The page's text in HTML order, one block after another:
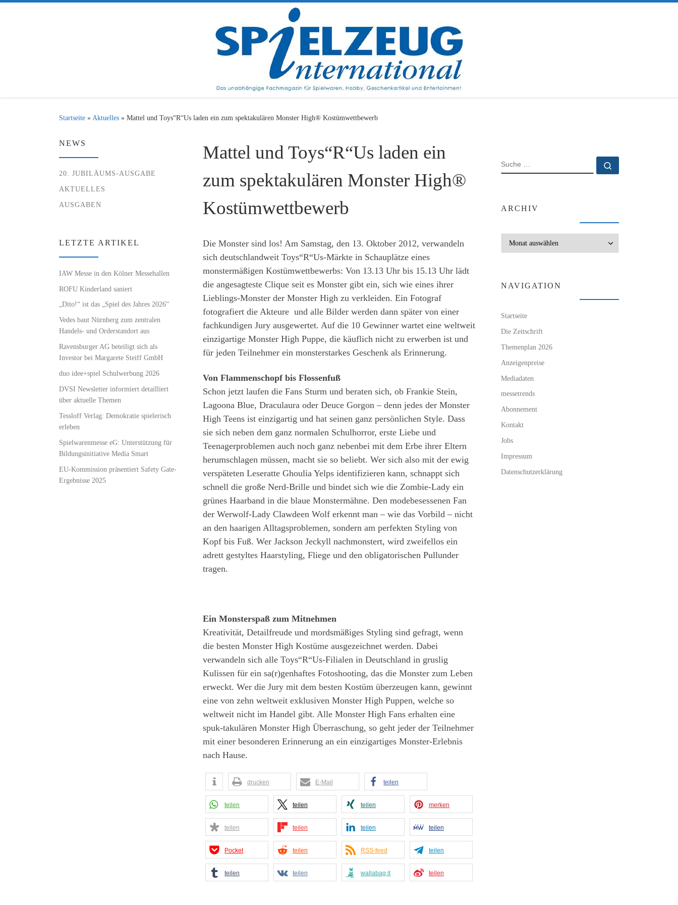
Startseite »Aktuelles » Mattel und Toys“R“Us laden ein zum spektakulären Monster High® Kostümwettbewerb
Mattel und Toys“R“Us laden ein
zum spektakulären Monster High®
Kostümwettbewerb
Die Monster sind los! Am Samstag, den 13. Oktober 2012, verwandeln
sich deutschlandweit Toys“R“Us-Märkte in Schauplätze eines
monstermäßigen Kostümwettbewerbs: Von 13.13 Uhr bis 15.13 Uhr lädt
die angesagteste Clique seit es Monster gibt ein, sich wie eines ihrer
Lieblings-Monster der Monster High zu verkleiden. Ein Fotograf
fotografiert die Akteure und alle Bilder werden dann später von einer
fachkundigen Jury ausgewertet. Auf die 10 Gewinner wartet eine weltweit
einzigartige Monster High Puppe, die käuflich nicht zu erwerben ist und
für jeden Teilnehmer ein monsterstarkes Geschenk als Erinnerung.
Von Flammenschopf bis Flossenfuß
Schon jetzt laufen die Fans Sturm und beraten sich, ob Frankie Stein,
Lagoona Blue, Draculaura oder Deuce Gorgon – denn jedes der Monster
High Teens ist einzigartig und hat seinen ganz persönlichen Style. Dass
sie sich neben dem ganz normalen Schulhorror, erste Liebe und
Teenagerproblemen auch noch ganz nebenbei mit dem Erbe ihrer Eltern
herumschlagen müssen, macht sie so beliebt. Wer sich also mit der ewig
verspäteten Leseratte Ghoulia Yelps identifizieren kann, schnappt sich
schnell die große Nerd-Brille und bindet sich wie die Zombie-Lady ein
grünes Haarband in die blaue Monstermähne. Den modebesessenen Fan
der Werwolf-Lady Clawdeen Wolf erkennt man – wie das Vorbild – nicht
an den haarigen Alltagsproblemen, sondern am perfekten Styling von
Kopf bis Fuß. Wer Jackson Jeckyll nachmonstert, wird zweifellos ein
adrett gestyltes Haarstyling, Fliege und den obligatorischen Pullunder
tragen.
Ein Monsterspaß zum Mitnehmen
Kreativität, Detailfreude und mordsmäßiges Styling sind gefragt, wenn
die besten Monster High Kostüme ausgezeichnet werden. Dabei
verwandeln sich alle Toys“R“Us-Filialen in Deutschland in gruslig
Kulissen für ein sa(r)genhaftes Fotoshooting, das die Monster zum Leben
erweckt. Wer die Jury mit dem besten Kostüm überzeugen kann, gewinnt
eine von zehn weltweit exklusiven Monster High Puppen, welche so
weltweit nicht im Handel gibt. Alle Monster High Fans erhalten eine
spuk-takulären Monster High Überraschung, so geht jeder der Teilnehmer
mit einer besonderen Erinnerung an ein einzigartiges Monster-Erlebnis
nach Hause.
drucken E-Mail teilen
teilen teilen teilen merken
teilen teilen teilen teilen
Pocket teilen RSS-feed teilen
teilen teilen wallabag it teilen
NEWS
20. JUBILÄUMS-AUSGABE
AKTUELLES
AUSGABEN
LETZTE ARTIKEL
IAW Messe in den Kölner Messehallen
ROFU Kinderland saniert
„Dito!“ ist das „Spiel des Jahres 2026“
Vedes baut Nürnberg zum zentralen
Handels- und Orderstandort aus
Ravensburger AG beteiligt sich als
Investor bei Margarete Steiff GmbH
duo idee+spiel Schulwerbung 2026
DVSI Newsletter informiert detailliert
über aktuelle Themen
Tessloff Verlag: Demokratie spielerisch
erleben
Spielwarenmesse eG: Unterstützung für
Bildungsinitiative Media Smart
EU-Kommission präsentiert Safety Gate-
Ergebnisse 2025
SUCHE
ARCHIV
NAVIGATION
Startseite
Die Zeitschrift
Themenplan 2026
Anzeigenpreise
Mediadaten
messetrends
Abonnement
Kontakt
Jobs
Impressum
Datenschutzerklärung